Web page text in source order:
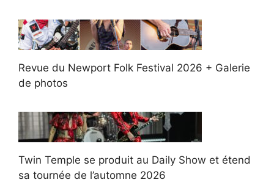
Revue du Newport Folk Festival 2026 + Galerie
de photos
Twin Temple se produit au Daily Show et étend
sa tournée de l’automne 2026